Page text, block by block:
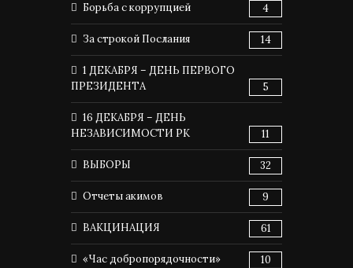
Борьба с коррупцией 4
За строкой Послания 14
1 ДЕКАБРЯ – ДЕНЬ ПЕРВОГО
ПРЕЗИДЕНТА
5
16 ДЕКАБРЯ – ДЕНЬ
НЕЗАВИСИМОСТИ РК
11
ВЫБОРЫ 32
Отчеты акимов 9
ВАКЦИНАЦИЯ 61
«Час добропорядочности» 10